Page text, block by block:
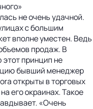
не очень удачной.
с большим
вполне уместен. Ведь
продаж. В
принцип не
бывший менеджер
открыты в торговых
его окраинах. Такое
«Очень